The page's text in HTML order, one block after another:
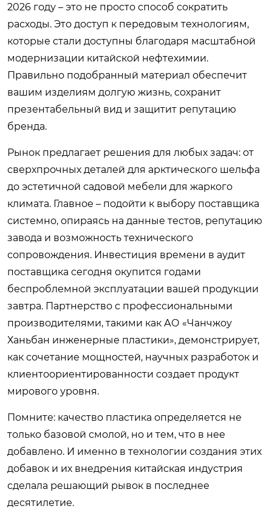
2026 году – это не просто способ сократить
расходы. Это доступ к передовым технологиям,
которые стали доступны благодаря масштабной
модернизации китайской нефтехимии.
Правильно подобранный материал обеспечит
вашим изделиям долгую жизнь, сохранит
презентабельный вид и защитит репутацию
бренда.
Рынок предлагает решения для любых задач: от
сверхпрочных деталей для арктического шельфа
до эстетичной садовой мебели для жаркого
климата. Главное – подойти к выбору поставщика
системно, опираясь на данные тестов, репутацию
завода и возможность технического
сопровождения. Инвестиция времени в аудит
поставщика сегодня окупится годами
беспроблемной эксплуатации вашей продукции
завтра. Партнерство с профессиональными
производителями, такими как АО «Чанчжоу
Ханьбан инженерные пластики», демонстрирует,
как сочетание мощностей, научных разработок и
клиентоориентированности создает продукт
мирового уровня.
Помните: качество пластика определяется не
только базовой смолой, но и тем, что в нее
добавлено. И именно в технологии создания этих
добавок и их внедрения китайская индустрия
сделала решающий рывок в последнее
десятилетие.